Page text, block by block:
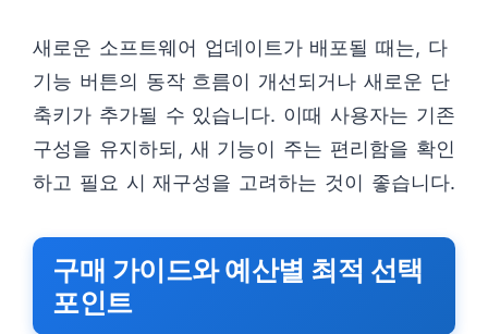
새로운 소프트웨어 업데이트가 배포될 때는, 다
기능 버튼의 동작 흐름이 개선되거나 새로운 단
축키가 추가될 수 있습니다. 이때 사용자는 기존
구성을 유지하되, 새 기능이 주는 편리함을 확인
하고 필요 시 재구성을 고려하는 것이 좋습니다.
구매 가이드와 예산별 최적 선택
포인트